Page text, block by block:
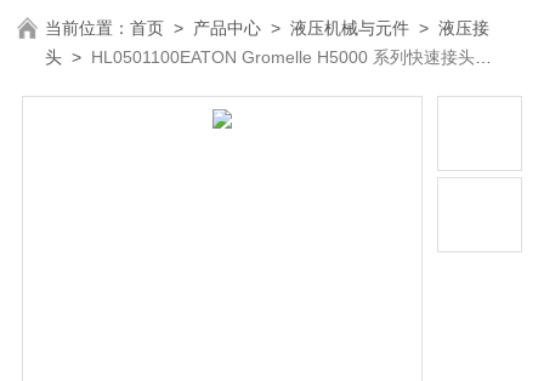
当前位置：首页 > 产品中心 >液压机械与元件 >液压接
头 > HL0501100EATON Gromelle H5000 系列快速接头